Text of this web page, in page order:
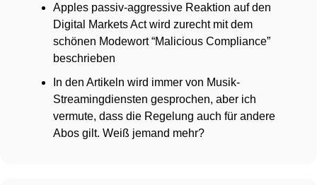
Apples passiv-aggressive Reaktion auf den
Digital Markets Act wird zurecht mit dem
schönen Modewort “Malicious Compliance”
beschrieben
In den Artikeln wird immer von Musik-
Streamingdiensten gesprochen, aber ich
vermute, dass die Regelung auch für andere
Abos gilt. Weiß jemand mehr?